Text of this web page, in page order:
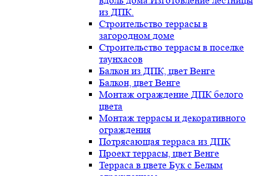
из ДПК.
Строительство террасы в
загородном доме
Строительство террасы в поселке
таунхасов
Балкон из ДПК, цвет Венге
Балкон, цвет Венге
Монтаж ограждение ДПК белого
цвета
Монтаж террасы и декоративного
ограждения
Потрясающая терраса из ДПК
Проект террасы, цвет Венге
Терраса в цвете Бук с Белым